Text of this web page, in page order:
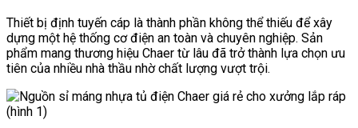
Thiết bị định tuyến cáp là thành phần không thể thiếu để xây
dựng một hệ thống cơ điện an toàn và chuyên nghiệp. Sản
phẩm mang thương hiệu Chaer từ lâu đã trở thành lựa chọn ưu
tiên của nhiều nhà thầu nhờ chất lượng vượt trội.